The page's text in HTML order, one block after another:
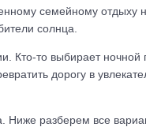
семейному отдыху
солнца.
Кто-то выбирает ночной
дорогу в
Ниже разберем все